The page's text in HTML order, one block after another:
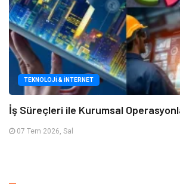
TEKNOLOJI & İNTERNET
İş Süreçleri ile Kurumsal
07 Tem 2026, Sal